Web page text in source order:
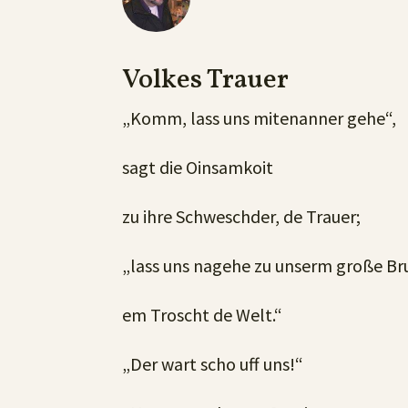
Volkes Trauer
„Komm, lass uns mitenanner gehe“,
sagt die Oinsamkoit
zu ihre Schweschder, de Trauer;
„lass uns nagehe zu unserm große
em Troscht de Welt.“
„Der wart scho uff uns!“